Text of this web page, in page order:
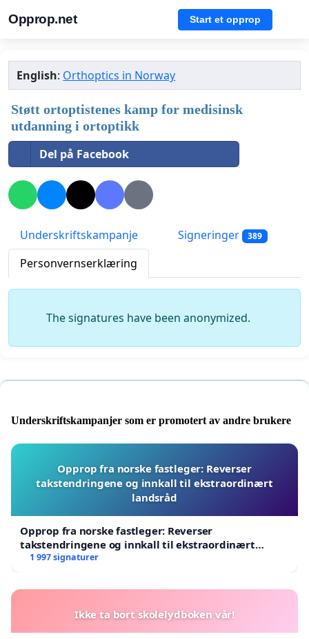
Opprop.net Start et opprop
English: Orthoptics in Norway
Støtt ortoptistenes kamp for medisinsk
utdanning i ortoptikk
Del på Facebook
Underskriftskampanje Signeringer 389
Personvernserklæring
The signatures have been anonymized.
Underskriftskampanjer som er promotert av andre brukere
Opprop fra norske fastleger: Reverser
takstendringene og innkall til ekstraordinært
landsråd
Opprop fra norske fastleger: Reverser
takstendringene og innkall til ekstraordinært
landsråd
1 997 signaturer
Ikke ta bort skolelydboken vår!